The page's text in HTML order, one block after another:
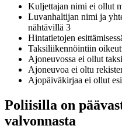
Kuljettajan nimi ei ollut
Luvanhaltijan nimi ja
nähtävillä 3
Hintatietojen
Taksiliikennöintiin
Ajoneuvossa ei ollut
Ajoneuvoa ei oltu
Ajopäiväkirjaa ei ollut
Poliisilla on
valvonnasta